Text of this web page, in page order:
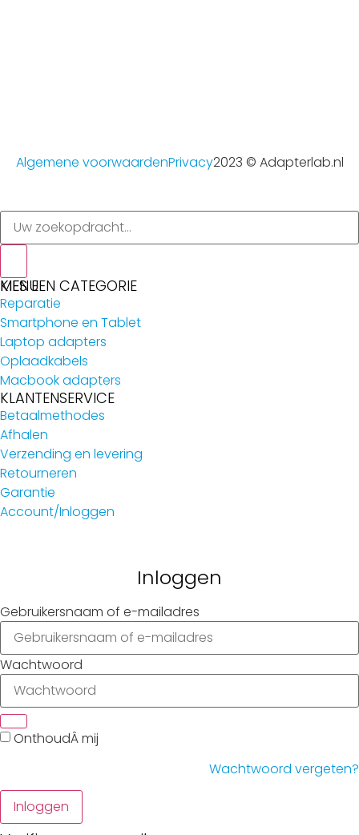
Algemene voorwaardenPrivacy2023 © Adapterlab.nl
MENU
KIES EEN CATEGORIE
Reparatie
Smartphone en Tablet
Laptop adapters
Oplaadkabels
Macbook adapters
KLANTENSERVICE
Betaalmethodes
Afhalen
Verzending en levering
Retourneren
Garantie
Account/Inloggen
Gebruikersnaam of e-mailadres
Wachtwoord
Inloggen